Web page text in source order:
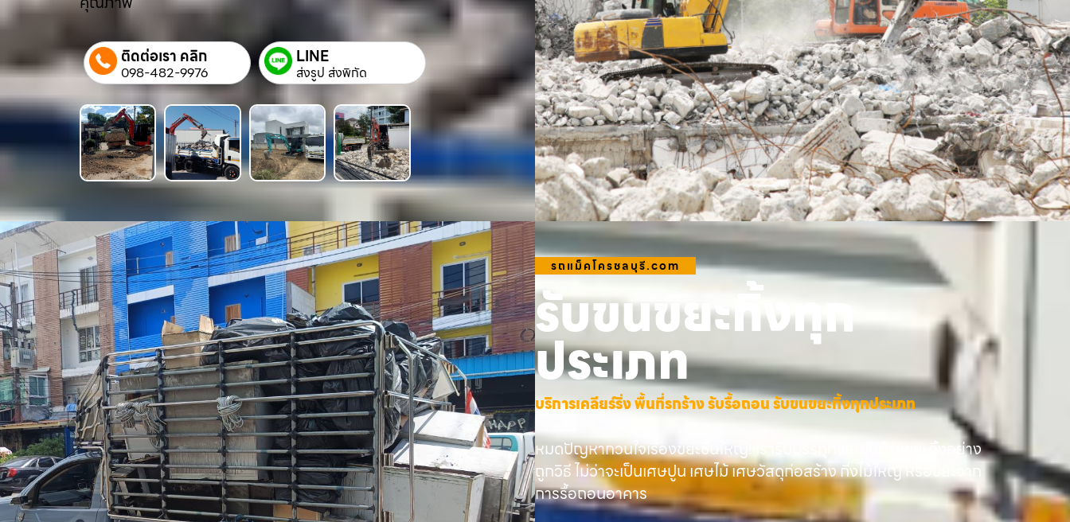
ติดต่อเรา คลิก
098-482-9976
LINE
ส่งรูป ส่งพิกัด
รถแม็คโครชลบุรี.com
รับขนขยะทิ้งทุก
ประเภท
บริการเคลียร์ริ่ง พื้นที่รกร้าง รับรื้อถอน รับขนขยะทิ้งทุกประเภท
หมดปัญหากวนใจเรื่องขยะชิ้นใหญ่! เรารับบรรทุกและขนย้ายขยะทิ้งอย่าง
ถูกวิธี ไม่ว่าจะเป็นเศษปูน เศษไม้ เศษวัสดุก่อสร้าง กิ่งไม้ใหญ่ หรือขยะจาก
การรื้อถอนอาคาร